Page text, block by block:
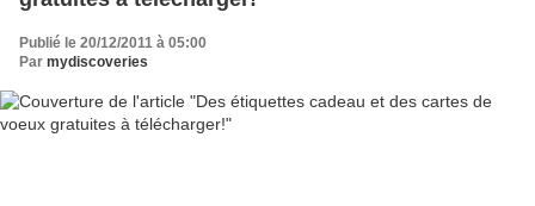
Publié le 20/12/2011 à 05:00
Par mydiscoveries